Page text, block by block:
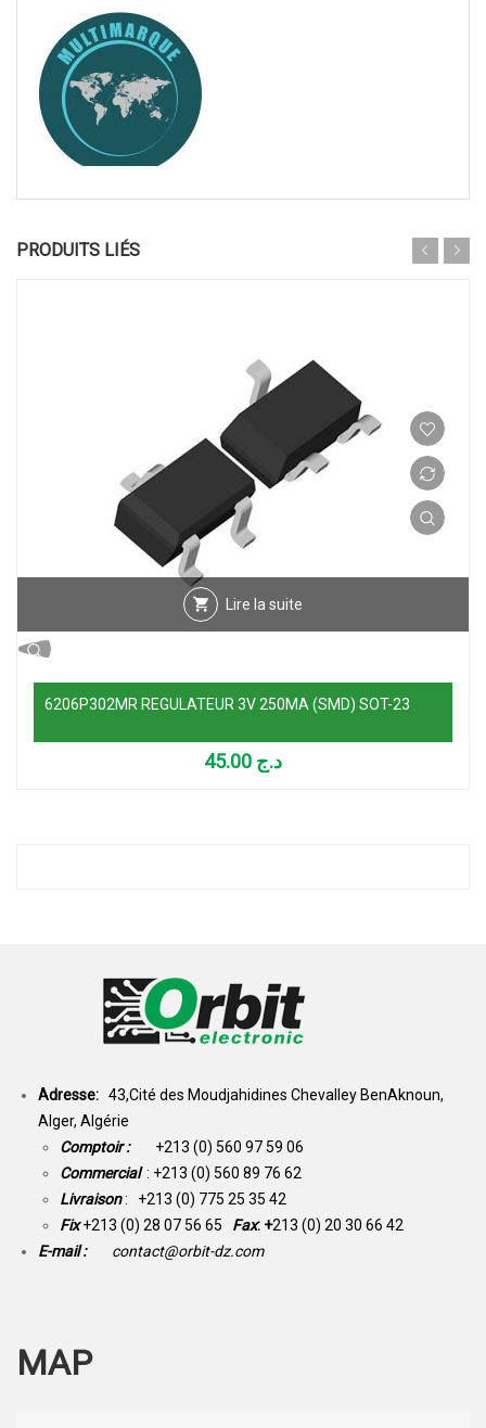
PRODUITS LIÉS
Lire la suite
6206P302MR REGULATEUR 3V 250MA (SMD) SOT-23
د.ج
Adresse: 43,Cité des Moudjahidines Chevalley BenAknoun,
Alger, Algérie
Comptoir : +213 (0) 560 97 59 06
Commercial : +213 (0) 560 89 76 62
Livraison: +213 (0) 775 25 35 42
Fix +213 (0) 28 07 56 65 Fax: +213 (0) 20 30 66 42
E-mail :
contact@orbit-dz.com
MAP